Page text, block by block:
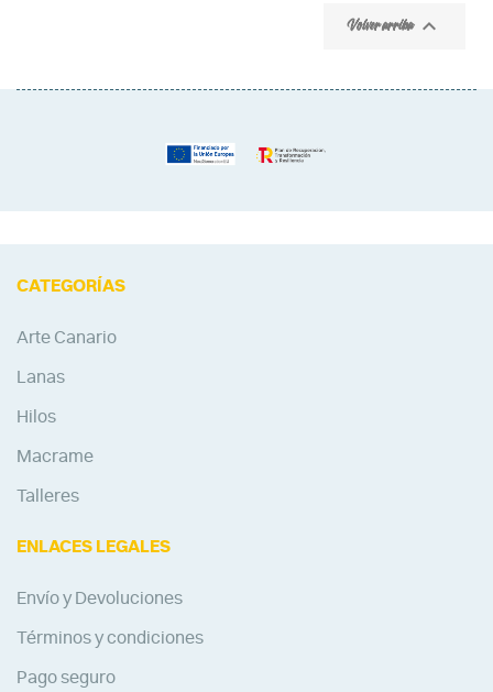
Volver arriba 
CATEGORÍAS
Arte Canario
Lanas
Hilos
Macrame
Talleres
ENLACES LEGALES
Envío y Devoluciones
Términos y condiciones
Pago seguro